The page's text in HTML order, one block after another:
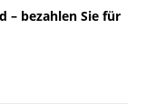
– bezahlen Sie für